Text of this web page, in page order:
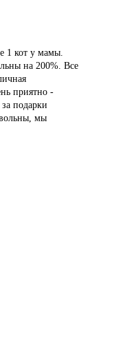
1 кот у мамы.
на 200%. Все
приятно -
подарки
мы